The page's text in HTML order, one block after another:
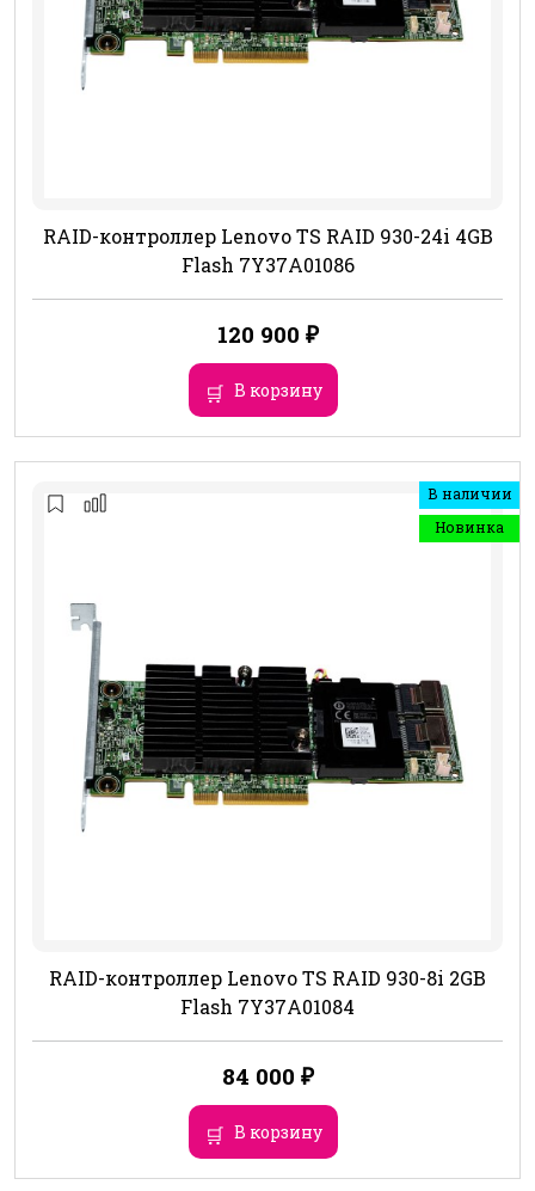
RAID-контроллер Lenovo TS RAID 930-24i 4GB
Flash 7Y37A01086
120 900 ₽
В корзину
В наличии
Новинка
RAID-контроллер Lenovo TS RAID 930-8i 2GB
Flash 7Y37A01084
84 000 ₽
В корзину